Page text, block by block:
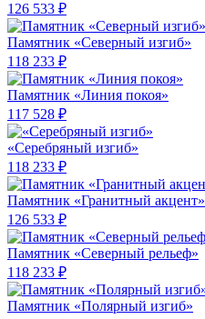
126 533 ₽
Памятник «Северный изгиб»
118 233 ₽
Памятник «Линия покоя»
117 528 ₽
«Серебряный изгиб»
118 233 ₽
Памятник «Гранитный акцент»
126 533 ₽
Памятник «Северный рельеф»
118 233 ₽
Памятник «Полярный изгиб»